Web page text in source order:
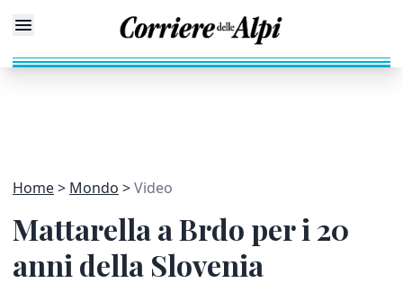
Home Mondo Video
Mattarella a Brdo per i 20
anni della Slovenia